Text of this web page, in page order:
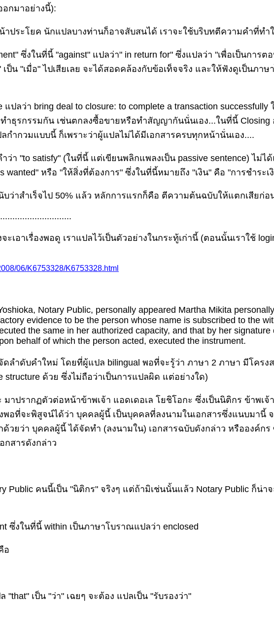
อกมาอย่างนี้):
าประโยค นักแปลบางท่านก็อาจสับสนได้ เราจะใช้บริบทตีความคำที่ทำ
ซึ่งในที่นี้ "against" แปลว่า" in return for" ซึ่งแปลว่า "เพื่อเป็นการต
ป็น "เมื่อ" ไปเสียเลย จะได้สอดคล้องกับข้อเท็จจริง และให้ฟังดูเป็นภาษ
ปลว่า bring deal to closure: to complete a transaction
ำธุรกรรมกัน เช่นตกลงซื้อขายหรือทำสัญญากันนั่นเอง...ในที่นี้ Closing
ำกวมแบบนี้ ก็เพราะว่าผู้แปลไม่ได้มีเอกสารครบทุกหน้านั่นเอง....
ว่า "to satisfy" (ในที่นี้ แต่เขียนพลิกแพลงเป็น passive sentence) ไม่ไ
wanted" หรือ "ให้สิ่งที่ต้องการ" ซึ่งในที่นี้หมายถึง "เงิน" คือ "การชำระเ
บว่าสำเร็จไป 50% แล้ว หลักการแรกก็คือ ตีความต้นฉบับให้แตกเสียก่อ
ะเอาเรื่องพอดู เราแปลไว้เป็นตัวอย่างในกระทู้เก่านี้ (ตอนนั้นเราใช้
06/K6753328/K6753328.html
Notary Public, personally appeared Martha Mikita
evidence to be the person whose name is subscribed to the
the same in her authorized capacity, and that by her signature
behalf of which the person acted, executed the instrument.
ดลำดับคำใหม่ โดยที่ผู้แปล bilingual พอที่จะรู้ว่า ภาษา 2 ภาษา มีโครง
structure ด้วย ซึ่งไม่ถือว่าเป็นการแปลผิด แต่อย่างใด)
มาปรากฏตัวต่อหน้าข้าพเจ้า แอดเดอเล โยชิโอกะ ซึ่งเป็นนิติกร ข้าพเ
อที่จะพิสูจน์ได้ว่า บุคคลผู้นี้ เป็นบุคคลที่ลงนามในเอกสารซึ่งแนบมานี้
วยว่า บุคคลผู้นี้ ได้จัดทำ (ลงนามใน) เอกสารฉบับดังกล่าว หรือองค์ก
กสารดังกล่าว
Public คนนี้เป็น "นิติกร" จริงๆ แต่ถ้ามิเช่นนั้นแล้ว Notary Public ก็น่า
ซึ่งในที่นี้ within เป็นภาษาโบราณแปลว่า enclosed
อ
"that" เป็น "ว่า" เฉยๆ จะต้อง แปลเป็น "รับรองว่า"